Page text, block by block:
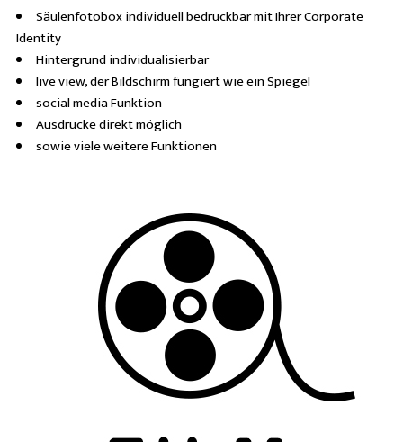
Säulenfotobox individuell bedruckbar mit Ihrer Corporate
Identity
Hintergrund individualisierbar
live view, der Bildschirm fungiert wie ein Spiegel
social media Funktion
Ausdrucke direkt möglich
sowie viele weitere Funktionen